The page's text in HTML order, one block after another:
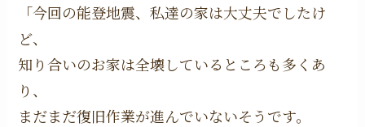
「今回の能登地震、私達の家は大丈夫でしたけ
ど、
知り合いのお家は全壊しているところも多くあ
り、
まだまだ復旧作業が進んでいないそうです。